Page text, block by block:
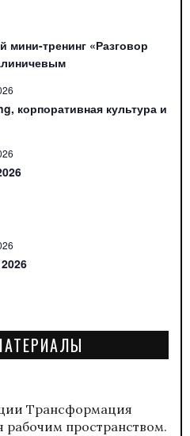
мини-тренинг «Разговор
корпоративная культура и
Трансформация
рабочим пространством.